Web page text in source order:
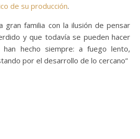
de su producción.
gran familia con la ilusión de pensar
y que todavía se pueden hacer
hecho siempre: a fuego lento,
por el desarrollo de lo cercano”